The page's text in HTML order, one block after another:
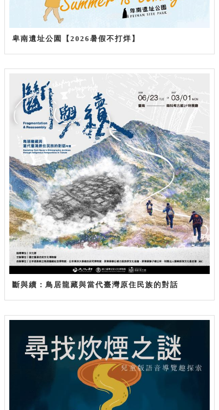
卑南遺址公園【2026暑假不打烊】
斷與續：鳥居龍藏與當代臺灣原住民族的對話